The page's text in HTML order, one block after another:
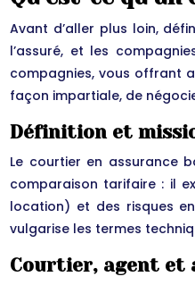
Avant d’aller plus loin,
l’assuré, et les
compagnies, vous offrant
façon impartiale, de
Définition et
Le courtier en assurance
comparaison tarifaire : il
location) et des risques
vulgarise les termes
Courtier, agent et